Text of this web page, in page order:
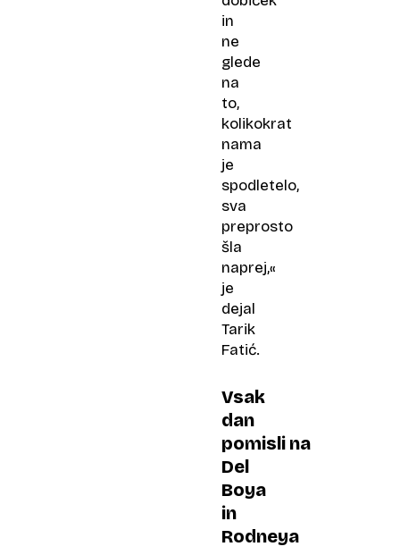
in
ne
glede
na
to,
kolikokrat
nama
je
spodletelo,
sva
preprosto
šla
naprej,«
je
dejal
Tarik
Fatić.
Vsak
dan
pomisli na
Del
Boya
in
Rodneya